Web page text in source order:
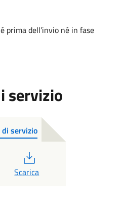
prima dell’invio né in fase
servizio
servizio
Scarica